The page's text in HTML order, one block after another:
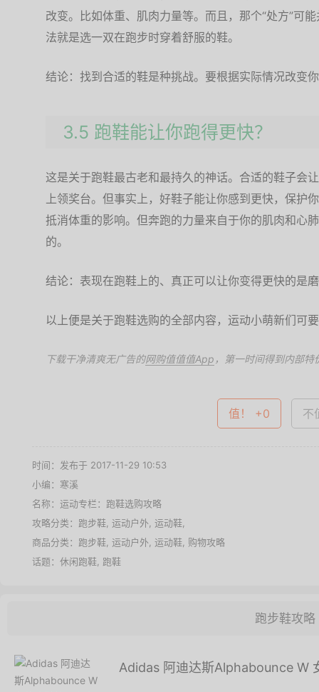
改变。比如体重、肌肉力量等。而且，那个“处方”可
法就是选一双在跑步时穿着舒服的鞋。
结论：找到合适的鞋是种挑战。要根据实际情况改变
3.5 跑鞋能让你跑得更快？
这是关于跑鞋最古老和最持久的神话。合适的鞋子会
上领奖台。但事实上，好鞋子能让你感到更快，保护
抵消体重的影响。但奔跑的力量来自于你的肌肉和心
的。
结论：表现在跑鞋上的、真正可以让你变得更快的是
以上便是关于跑鞋选购的全部内容，运动小萌新们可
下载干净清爽无广告的网购值值值App ，第一时间得到内部特
值！ +0 不
时间：发布于 2017-11-29 10:53
小编：寒溪
名称： 运动专栏：跑鞋选购攻略
攻略分类： 跑步鞋 运动户外 运动鞋
商品分类： 跑步鞋 运动户外 运动鞋 购物攻略
话题： 休闲跑鞋 跑鞋
跑步鞋攻略
Adidas 阿迪达斯Alphabounce W